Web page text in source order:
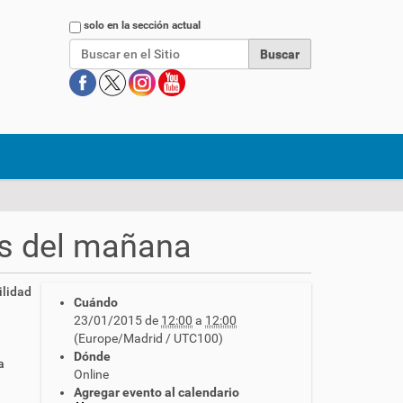
Buscarsolo en la sección actual
del mañana
Cuándo
23/01/2015de 12:00 a 12:00
(Europe/Madrid / UTC100)
Dónde
Online
Agregar evento al calendario